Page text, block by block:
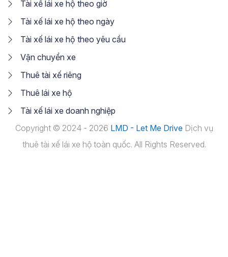
Tài xế lái xe hộ theo giờ
Tài xế lái xe hộ theo ngày
Tài xế lái xe hộ theo yêu cầu
Vận chuyển xe
Thuê tài xế riêng
Thuê lái xe hộ
Tài xế lái xe doanh nghiệp
Copyright © 2024 - 2026 LMD - Let Me Drive Dịch vụ
thuê tài xế lái xe hộ toàn quốc. All Rights Reserved.